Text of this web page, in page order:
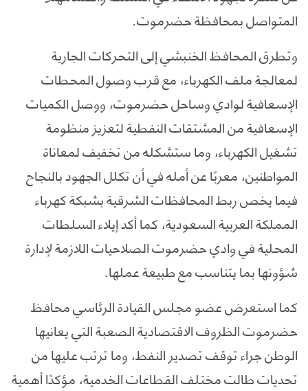
المتواصل بمحافظة حضرموت.
وتطرق المحافظ الخنبشي إلى التحركات الجارية
لمعالجة ملف الكهرباء، مع قرب وصول المحطات
الإسعافية لوادي وساحل حضرموت، ووصل الكميات
الإسعافية من المشتقات النفطية لتعزيز منظومة
تشغيل الكهرباء، وما ستشكله من تخفيف لمعاناة
المواطنين، معربًا عن أمله في أن تكلل الجهود بالنجاح
فيما يخص ربط المحافظات الشرقية بشبكة كهرباء
المملكة العربية السعودية، كما أكد إيلاء السلطات
المحلية في وادي حضرموت الصلاحيات اللازمة لإدارة
شؤونها بما يتناسب مع طبيعة عملها.
كما استعرض عضو مجلس القيادة الرئاسي محافظ
حضرموت الظروف الاقتصادية الصعبة التي يعانيها
الوطن جراء توقف تصدير النفط، وما ترتب عليها من
تحديات طالت مختلف القطاعات الخدمية، مؤكدًا أهمية